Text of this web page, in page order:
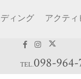
ィング アクティ
TEL.098-